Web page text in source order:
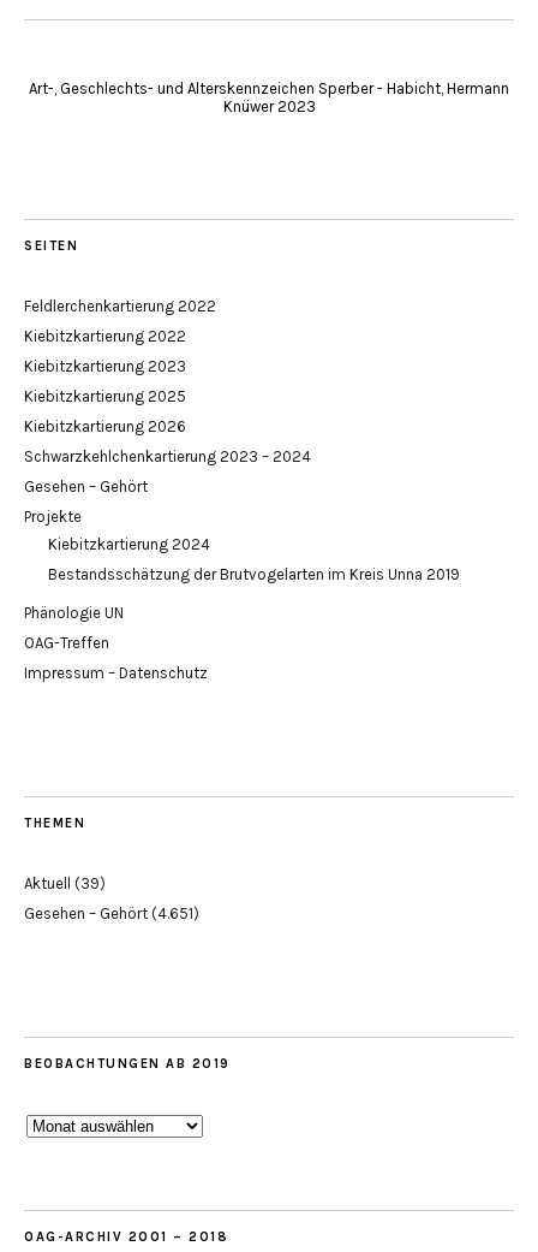
Art-, Geschlechts- und Alterskennzeichen Sperber - Habicht, Hermann
Knüwer 2023
SEITEN
Feldlerchenkartierung 2022
Kiebitzkartierung 2022
Kiebitzkartierung 2023
Kiebitzkartierung 2025
Kiebitzkartierung 2026
Schwarzkehlchenkartierung 2023 – 2024
Gesehen – Gehört
Projekte
Kiebitzkartierung 2024
Bestandsschätzung der Brutvogelarten im Kreis Unna 2019
Phänologie UN
OAG-Treffen
Impressum – Datenschutz
THEMEN
Aktuell
(39)
Gesehen – Gehört (4.651)
BEOBACHTUNGEN AB 2019
Beobachtungen
OAG-ARCHIV 2001 – 2018